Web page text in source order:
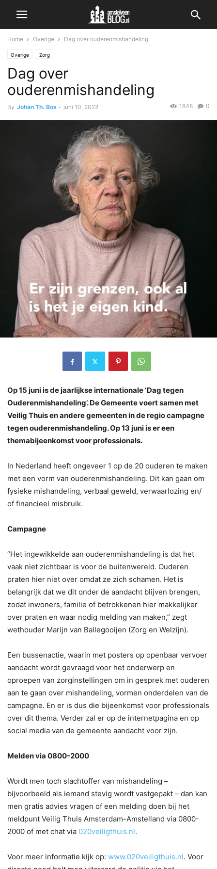
Home Overige Dag over ouderenmishandeling
Overige Zorg
Dag over
ouderenmishandeling
By Johan Th. Bos - juni 10, 2022 0
1848
Op 15 juni is de jaarlijkse internationale ‘Dag tegen
Ouderenmishandeling’. De Gemeente voert samen met
Veilig Thuis en andere gemeenten in de regio campagne
tegen ouderenmishandeling. Op 13 juni is er een
themabijeenkomst voor professionals.
In Nederland heeft ongeveer 1 op de 20 ouderen te maken
met een vorm van ouderenmishandeling. Dit kan gaan om
fysieke mishandeling, verbaal geweld, verwaarlozing en/
of financieel misbruik.
Campagne
“Het ingewikkelde aan ouderenmishandeling is dat het
vaak niet zichtbaar is voor de buitenwereld. Ouderen
praten hier niet over omdat ze zich schamen. Het is
belangrijk dat we dit onder de aandacht blijven brengen,
zodat inwoners, familie of betrokkenen hier makkelijker
over praten en waar nodig melding van maken,” zegt
wethouder Marijn van Ballegooijen (Zorg en Welzijn).
Een bussenactie, waarin met posters op openbaar vervoer
aandacht wordt gevraagd voor het onderwerp en
oproepen van zorginstellingen om in gesprek met ouderen
aan te gaan over mishandeling, vormen onderdelen van de
campagne. En er is dus die bijeenkomst voor professionals
over dit thema. Verder zal er op de internetpagina en op
social media van de gemeente aandacht voor zijn.
Melden via 0800-2000
Wordt men toch slachtoffer van mishandeling –
bijvoorbeeld als iemand stevig wordt vastgepakt – dan kan
men gratis advies vragen of een melding doen bij het
meldpunt Veilig Thuis Amsterdam-Amstelland via 0800-
2000 of met chat via 020veiligthuis.nl.
Voor meer informatie kijk op: www.020veiligthuis.nl. Voor